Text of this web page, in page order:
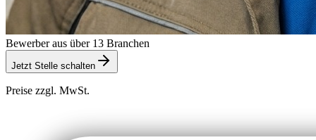
Bewerber aus über 13 Branchen
Jetzt Stelle schalten
Preise zzgl. MwSt.